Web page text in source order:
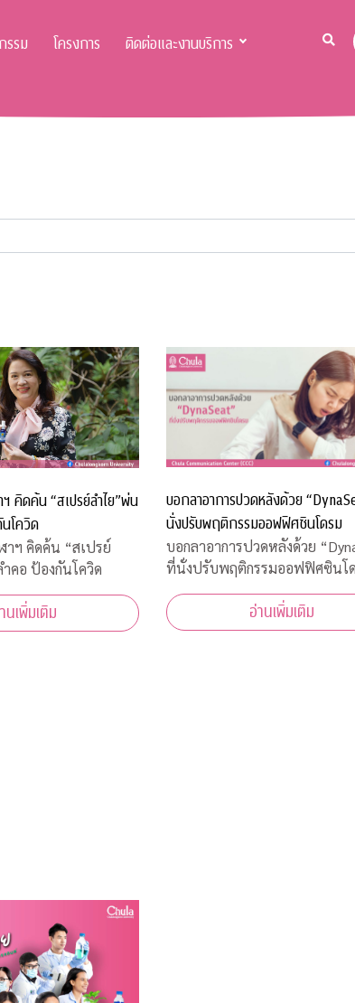
รรม โครงการ ติดต่อและงานบริการ
คิดค้น “สเปรย์ลำไย”พ่น
โควิด
าฯ คิดค้น “สเปรย์
คอ ป้องกันโควิด
นเพิ่มเติม
บอกลาอาการปวดหลังด้วย
นั่งปรับพฤติกรรมออฟฟิศซินโดรม
บอกลาอาการปวดหลังด้วย
ที่นั่งปรับพฤติกรรมออฟฟิศซินโ
อ่านเพิ่มเติม